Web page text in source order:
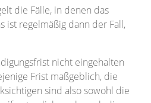
die Fälle, in denen das
ist regelmäßig dann der Fall,
nicht eingehalten
Frist maßgeblich, die
sind also sowohl die